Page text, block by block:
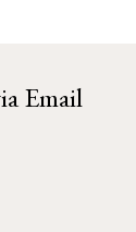
Email